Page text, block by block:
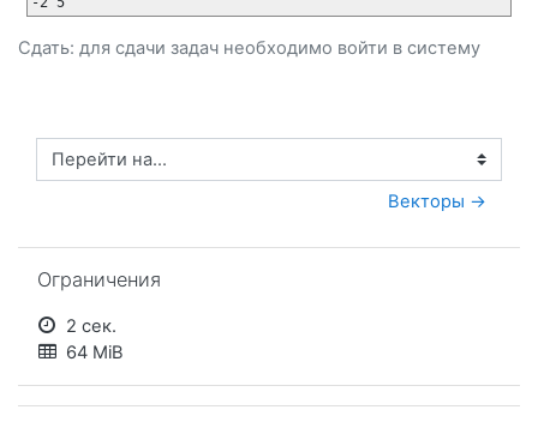
Сдать: для сдачи задач необходимо войти в систему
Перейти на...
Векторы →
Ограничения
2 сек.
64 MiB